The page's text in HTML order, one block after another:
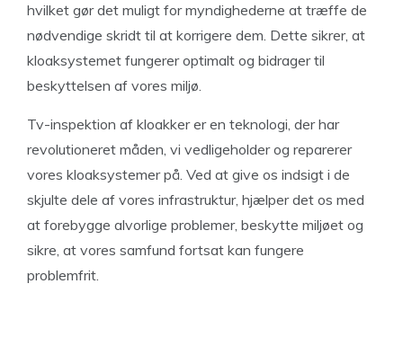
hvilket gør det muligt for myndighederne at træffe de
nødvendige skridt til at korrigere dem. Dette sikrer, at
kloaksystemet fungerer optimalt og bidrager til
beskyttelsen af vores miljø.
Tv-inspektion af kloakker er en teknologi, der har
revolutioneret måden, vi vedligeholder og reparerer
vores kloaksystemer på. Ved at give os indsigt i de
skjulte dele af vores infrastruktur, hjælper det os med
at forebygge alvorlige problemer, beskytte miljøet og
sikre, at vores samfund fortsat kan fungere
problemfrit.